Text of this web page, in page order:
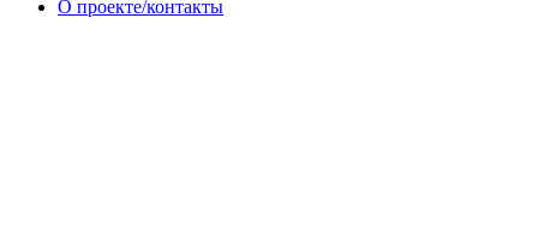
О проекте/контакты